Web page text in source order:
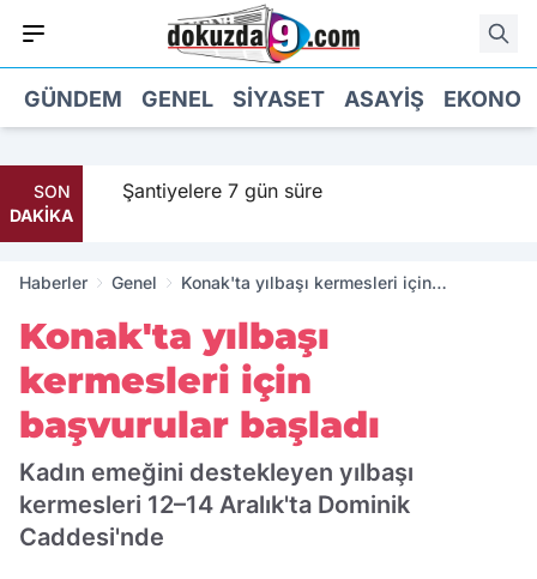
GÜNDEM GENEL SIYASET ASAYIŞ
SON
DAKİKA
Şantiyelere 7 gün süre
Haberler Genel
Konak'ta yılbaşı kermesleri için
Konak'ta yılbaşı
kermesleri için
başvurular başladı
Kadın emeğini destekleyen yılbaşı
kermesleri 12–14 Aralık'ta Dominik
Caddesi'nde